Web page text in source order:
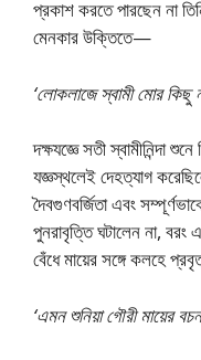
প্রকাশ করতে পারছেন না
মেনকার উক্তিতে—
‘লোকলাজে স্বামী মোর কিছু
দক্ষযজ্ঞে সতী স্বামীনিন্দা
যজ্ঞস্থলেই দেহত্যাগ
দৈবগুণবর্জিতা এবং
পুনরাবৃত্তি ঘটালেন না,
বেঁধে মায়ের সঙ্গে কলহে
‘এমন শুনিয়া গৌরী মায়ের